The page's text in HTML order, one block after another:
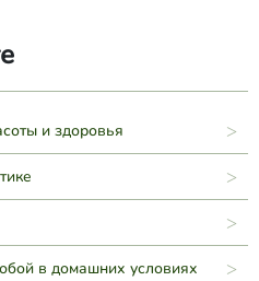
и здоровья
в домашних условиях